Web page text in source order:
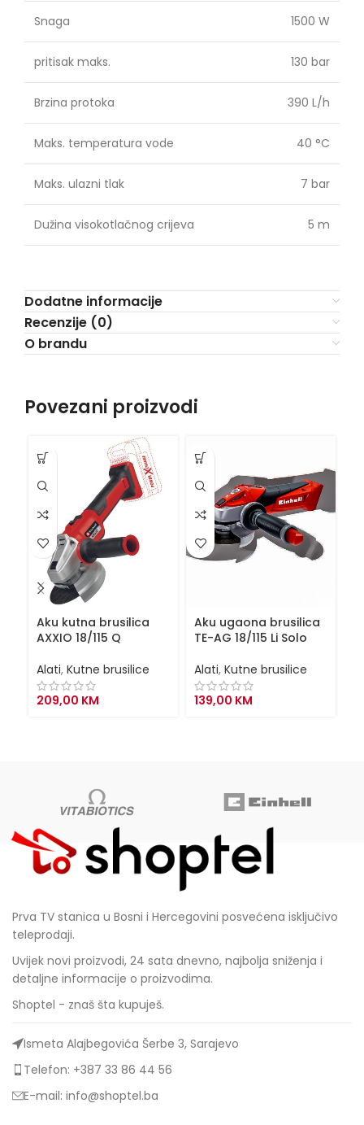
Snaga 1500 W
pritisak maks. 130 bar
Brzina protoka 390 L/h
Maks. temperatura vode 40 °C
Maks. ulazni tlak 7 bar
Dužina visokotlačnog crijeva 5 m
Dodatne informacije
Recenzije (0)
O brandu
Povezani proizvodi
Aku kutna brusilica
AXXIO 18/115 Q
Alati, Kutne brusilice
209,00 KM
Aku ugaona brusilica
TE-AG 18/115 Li Solo
Alati, Kutne brusilice
139,00 KM
Prva TV stanica u Bosni i Hercegovini posvećena isključivo
teleprodaji.
Uvijek novi proizvodi, 24 sata dnevno, najbolja sniženja i
detaljne informacije o proizvodima.
Shoptel - znaš šta kupuješ.
Ismeta Alajbegovića Šerbe 3, Sarajevo
Telefon: +387 33 86 44 56
E-mail: info@shoptel.ba